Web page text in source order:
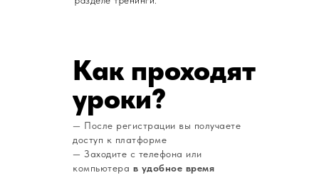
Как проходят
уроки?
— После регистрации вы получаете
доступ к платформе
— Заходите с телефона или
компьютера в удобное время